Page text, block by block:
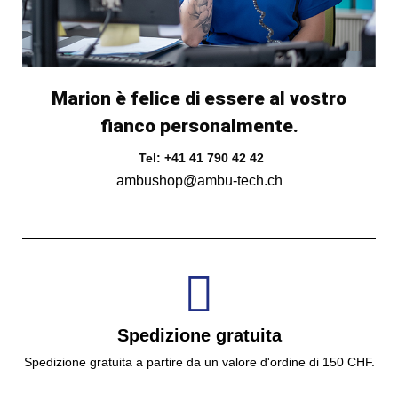
Marion è felice di essere al vostro
fianco personalmente.
Tel: +41 41 790 42 42
ambushop@ambu-tech.ch
Spedizione gratuita
Spedizione gratuita a partire da un valore d'ordine di 150 CHF.